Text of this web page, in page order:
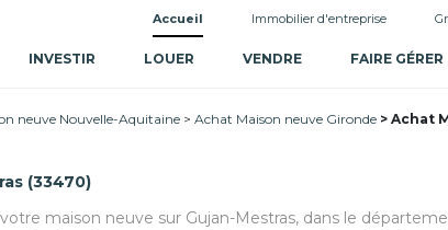
Accueil Immobilier d'entreprise
INVESTIR LOUER VENDRE FAIRE GÉRER
neuve Nouvelle-Aquitaine Achat Maison neuve Gironde Achat
(33470)
maison neuve sur Gujan-Mestras, dans le